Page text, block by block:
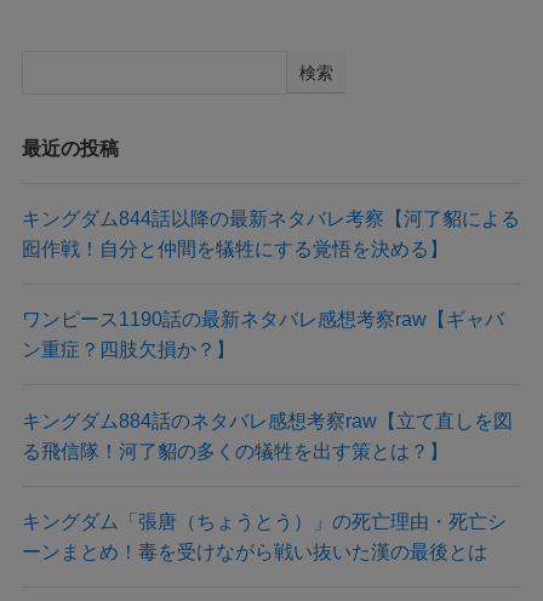
検索
最近の投稿
キングダム844話以降の最新ネタバレ考察【河了貂による
囮作戦！自分と仲間を犠牲にする覚悟を決める】
ワンピース1190話の最新ネタバレ感想考察raw【ギャバ
ン重症？四肢欠損か？】
キングダム884話のネタバレ感想考察raw【立て直しを図
る飛信隊！河了貂の多くの犠牲を出す策とは？】
キングダム「張唐（ちょうとう）」の死亡理由・死亡シ
ーンまとめ！毒を受けながら戦い抜いた漢の最後とは